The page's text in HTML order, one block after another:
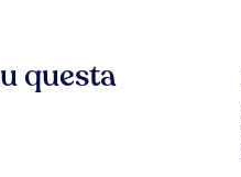
questa